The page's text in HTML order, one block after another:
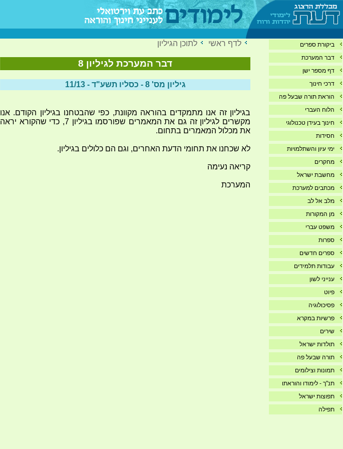
ביקורת ספרים
דבר המערכת
דף מספר ישן
דרכי חינוך
הוראת תורה שבעל פה
הלוח העברי
חינוך בעידן טכנולוגי
חסידות
ימי עיון והשתלמויות
מחקרים
מחשבת ישראל
מכתבים למערכת
מלב אל לב
מן המקורות
משפט עברי
ספרות
ספרים חדשים
עבודות תלמידים
ענייני לשון
פיוט
פסיכולוגיה
פרשיות במקרא
שירים
תולדות ישראל
תורה שבעל פה
תמונות וצילומים
תנ"ך - לימודו והוראתו
תפוצות ישראל
תפילה
לדף ראשי לתוכן הגיליון
דבר המערכת לגיליון 8
גיליון מס' 8 - כסליו תשע"ד - 11/13
בגיליון זה אנו מתמקדים בהוראה מקוונת, כפי שהבטחנו בגיליון הקודם. אנו
מקשרים לגיליון זה גם את המאמרים שפורסמו בגיליון 7, כדי שהקורא יראה
את מכלול המאמרים בתחום.
לא שכחנו את תחומי הדעת האחרים, וגם הם כלולים בגיליון.
קריאה נעימה
המערכת